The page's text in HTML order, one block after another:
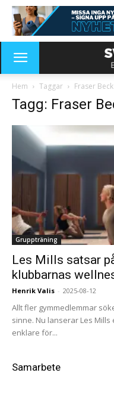
Hem Taggar Fraser Beck
Tagg: Fraser
Gruppträning
Les Mills satsar
klubbarnas
Henrik Valis - 2025-08-12
Allt fler gymmedlemmar
sinne. Nu lanserar Les
enklare för...
Samarbete